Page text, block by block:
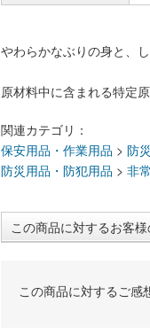
やわらかなぶりの身と、
原材料中に含まれる特定
関連カテゴリ：
保安用品・作業用品 > 防
防災用品・防犯用品 > 非
この商品に対するお客
この商品に対するご感